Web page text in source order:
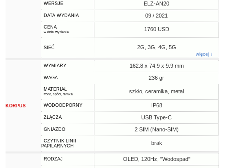
WERSJE ELZ-AN20
DATA WYDANIA 09 / 2021
CENA
w dniu wydania 1760 USD
SIEĆ 2G, 3G, 4G, 5G
więcej ↓
KORPUS
WYMIARY 162.8 x 74.9 x 9.9 mm
WAGA 236 gr
MATERIAŁ
front, spód, ramka szkło, ceramika, metal
WODOODPORNY IP68
ZŁĄCZA USB Type-C
GNIAZDO 2 SIM (Nano-SIM)
CZYTNIK LINII
PAPILARNYCH
brak
RODZAJ OLED, 120Hz, "Wodospad"